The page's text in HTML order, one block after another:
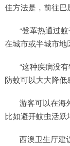
佳方法是，前往巴
“登革热通过
在城市或半城市地
“这种疾病没
防蚊可以大大降低
游客可以在海
比如避开蚊虫活跃
西澳卫生厅建